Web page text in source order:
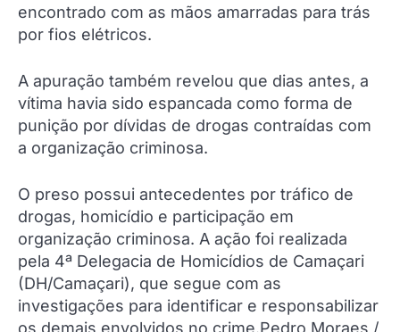
encontrado com as mãos amarradas para trás
por fios elétricos.
A apuração também revelou que dias antes, a
vítima havia sido espancada como forma de
punição por dívidas de drogas contraídas com
a organização criminosa.
O preso possui antecedentes por tráfico de
drogas, homicídio e participação em
organização criminosa. A ação foi realizada
pela 4ª Delegacia de Homicídios de Camaçari
(DH/Camaçari), que segue com as
investigações para identificar e responsabilizar
os demais envolvidos no crime.Pedro Moraes /